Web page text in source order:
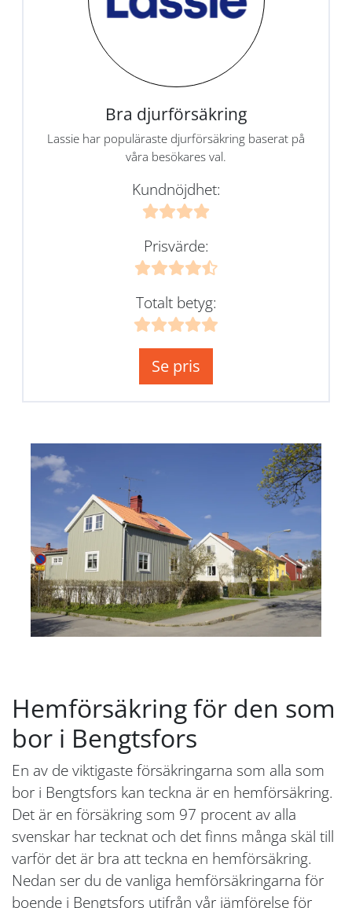
Bra djurförsäkring
Lassie har populäraste djurförsäkring baserat på
våra besökares val.
Kundnöjdhet:
Prisvärde:
Totalt betyg:
Se pris
Hemförsäkring för den som
bor i Bengtsfors
En av de viktigaste försäkringarna som alla som
bor i Bengtsfors kan teckna är en hemförsäkring.
Det är en försäkring som 97 procent av alla
svenskar har tecknat och det finns många skäl till
varför det är bra att teckna en hemförsäkring.
Nedan ser du de vanliga hemförsäkringarna för
boende i Bengtsfors utifrån vår jämförelse för